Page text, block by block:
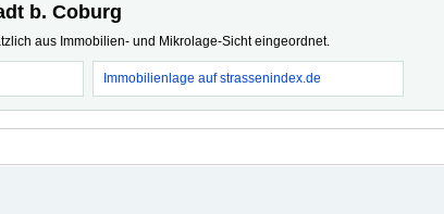
b. Coburg
aus Immobilien- und Mikrolage-Sicht eingeordnet.
Immobilienlage auf strassenindex.de